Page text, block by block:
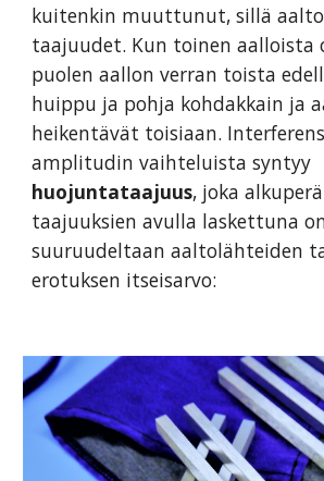
kuitenkin muuttunut, sillä
taajuudet. Kun toinen aalloista
puolen aallon verran toista
huippu ja pohja kohdakkain ja
heikentävät toisiaan.
amplitudin vaihteluista syntyy
huojuntataajuus, joka
taajuuksien avulla laskettuna
suuruudeltaan aaltolähteiden
erotuksen itseisarvo: